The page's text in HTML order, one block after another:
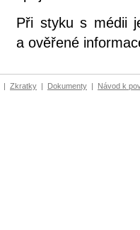
Při styku s médii
a ověřené
| Zkratky | Dokumenty | Návod k